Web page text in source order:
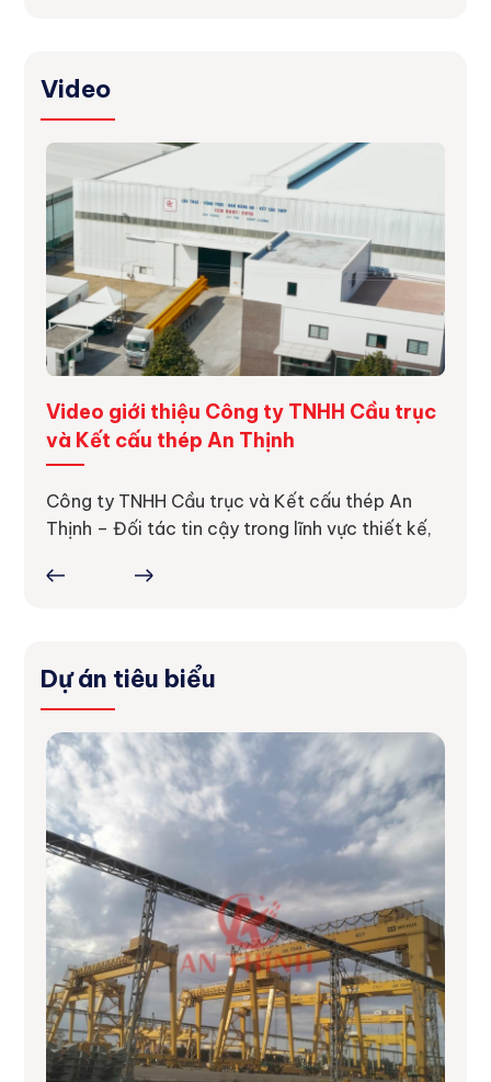
Video
Video giới thiệu Công ty TNHH Cầu trục
và Kết cấu thép An Thịnh
Công ty TNHH Cầu trục và Kết cấu thép An
Thịnh – Đối tác tin cậy trong lĩnh vực thiết kế,
Dự án tiêu biểu